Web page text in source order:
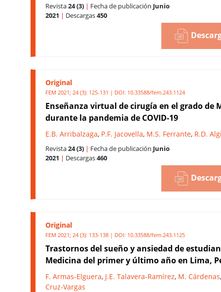
Revista24 (3) | Fecha de publicación Junio
2021 | Descargas450
Original
FEM 2021; 24 (3): 125-131 | DOI: 10.33588/fem.243.1124
Enseñanza virtual de cirugía en el grado de
durante la pandemia de COVID-19
E.B. Arribalzaga, P.F. Jacovella, M.S. Ferrante, R.D.
Revista24 (3) | Fecha de publicación Junio
2021 | Descargas460
Original
FEM 2021; 24 (3): 133-138 | DOI: 10.33588/fem.243.1125
Trastornos del sueño y ansiedad de
Medicina del primer y último año en Lima,
F. Armas-Elguera, J.E. Talavera-Ramírez, M. Cárdenas
Cruz-Vargas